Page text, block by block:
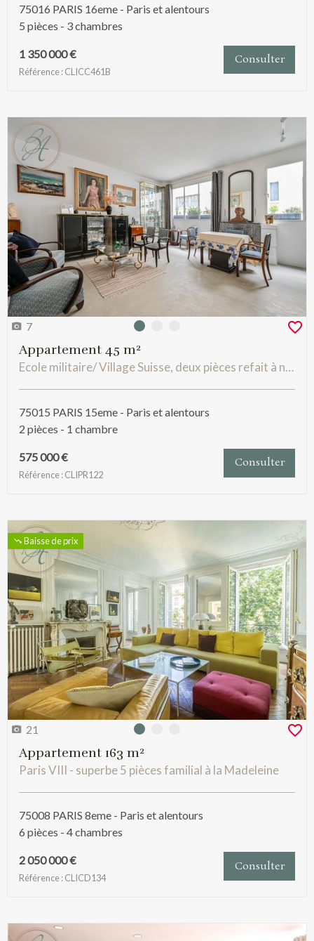
75016 PARIS 16eme - Paris et alentours
5 pièces - 3 chambres
1 350 000 €
Référence : CLICC461B
Consulter
7 Photo 0
Appartement 45 m²
Ecole militaire/ Village Suisse, deux pièces refait à neuf
75015 PARIS 15eme - Paris et alentours
2 pièces - 1 chambre
575 000 €
Référence : CLIPR122
Consulter
Baisse de prix
21 Photo 0
Appartement 163 m²
Paris VIII - superbe 5 pièces familial à la Madeleine
75008 PARIS 8eme - Paris et alentours
6 pièces - 4 chambres
2 050 000 €
Référence : CLICD134
Consulter